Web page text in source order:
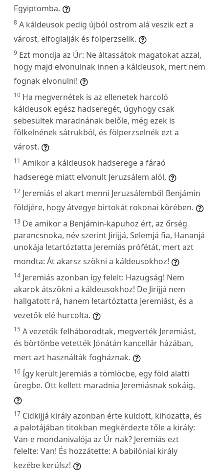
Egyiptomba.
8 A káldeusok pedig újból ostrom alá veszik ezt a
várost, elfoglalják és fölperzselik.
9 Ezt mondja az Úr: Ne áltassátok magatokat azzal,
hogy majd elvonulnak innen a káldeusok, mert nem
fognak elvonulni!
10 Ha megvernétek is az ellenetek harcoló
káldeusok egész hadseregét, úgyhogy csak
sebesültek maradnának belőle, még ezek is
fölkelnének sátrukból, és fölperzselnék ezt a
várost.
11 Amikor a káldeusok hadserege a fáraó
hadserege miatt elvonult Jeruzsálem alól,
12 Jeremiás el akart menni Jeruzsálemből Benjámin
földjére, hogy átvegye birtokát rokonai körében.
13 De amikor a Benjámin-kapuhoz ért, az őrség
parancsnoka, név szerint Jirijjá, Selemjá fia, Hananjá
unokája letartóztatta Jeremiás prófétát, mert azt
mondta: Át akarsz szökni a káldeusokhoz!
14 Jeremiás azonban így felelt: Hazugság! Nem
akarok átszökni a káldeusokhoz! De Jirijjá nem
hallgatott rá, hanem letartóztatta Jeremiást, és a
vezetők elé hurcolta.
15 A vezetők felháborodtak, megverték Jeremiást,
és börtönbe vetették Jónátán kancellár házában,
mert azt használták fogháznak.
16 Így került Jeremiás a tömlöcbe, egy föld alatti
üregbe. Ott kellett maradnia Jeremiásnak sokáig.
17 Cidkijjá király azonban érte küldött, kihozatta, és
a palotájában titokban megkérdezte tőle a király:
Van-e mondanivalója az Úr nak? Jeremiás ezt
felelte: Van! És hozzátette: A babilóniai király
kezébe kerülsz!